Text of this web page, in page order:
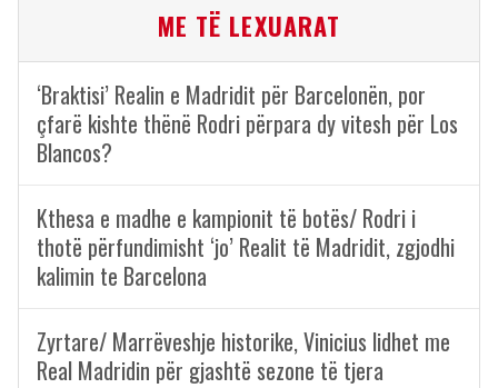
ME TË LEXUARAT
‘Braktisi’ Realin e Madridit për Barcelonën, por
çfarë kishte thënë Rodri përpara dy vitesh për Los
Blancos?
Kthesa e madhe e kampionit të botës/ Rodri i
thotë përfundimisht ‘jo’ Realit të Madridit, zgjodhi
kalimin te Barcelona
Zyrtare/ Marrëveshje historike, Vinicius lidhet me
Real Madridin për gjashtë sezone të tjera